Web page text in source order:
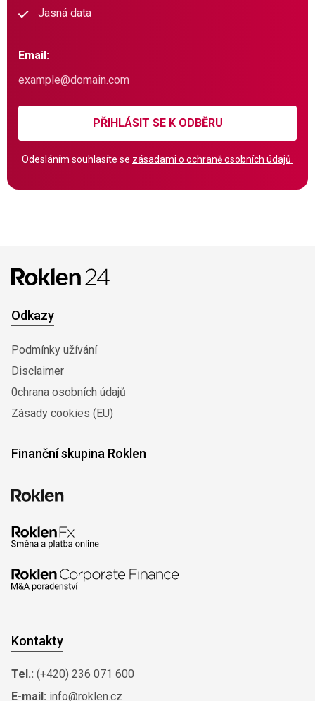
Jasná data
Email:
PŘIHLÁSIT SE K ODBĚRU
Odesláním souhlasíte se zásadami o ochraně osobních údajů.
Odkazy
Podmínky užívání
Disclaimer
0chrana osobních údajů
Zásady cookies (EU)
Finanční skupina Roklen
Kontakty
Tel.: (+420) 236 071 600
E-mail: info@roklen.cz